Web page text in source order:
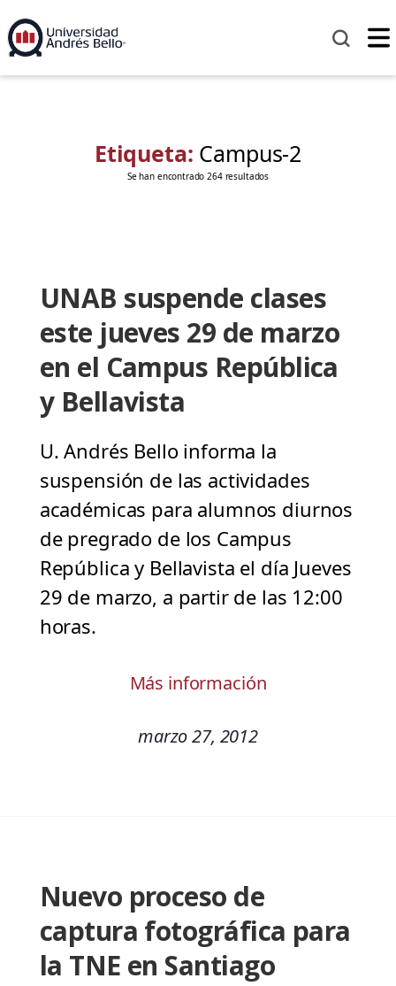
Etiqueta: Campus-2
Se han encontrado 264 resultados
UNAB suspende clases
este jueves 29 de marzo
en el Campus República
y Bellavista
U. Andrés Bello informa la
suspensión de las actividades
académicas para alumnos diurnos
de pregrado de los Campus
República y Bellavista el día Jueves
29 de marzo, a partir de las 12:00
horas.
Más información
marzo 27, 2012
Nuevo proceso de
captura fotográfica para
la TNE en Santiago